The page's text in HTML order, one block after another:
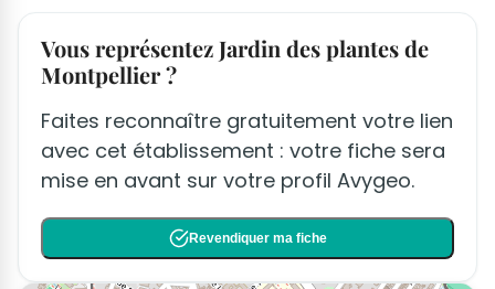
Vous représentez Jardin des plantes de
Montpellier ?
Faites reconnaître gratuitement votre lien
avec cet établissement : votre fiche sera
mise en avant sur votre profil Avygeo.
Revendiquer ma fiche